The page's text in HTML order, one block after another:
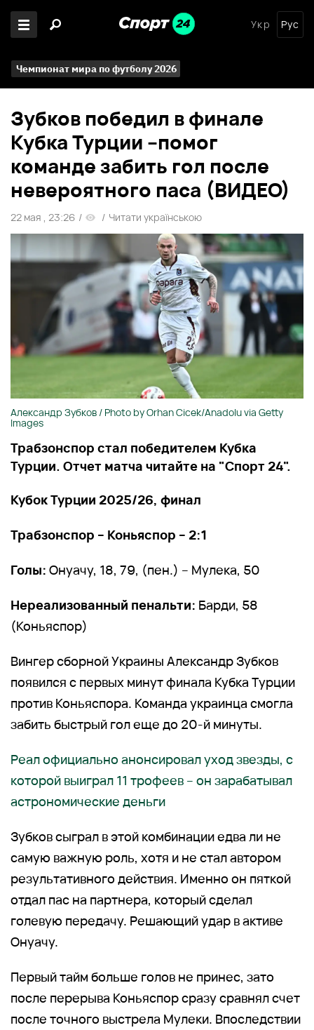
Укр Рус
Чемпионат мира по футболу 2026
Зубков победил в финале
Кубка Турции –помог
команде забить гол после
невероятного паса (ВИДЕО)
22 мая , 23:26 / / Читати українською
Александр Зубков / Photo by Orhan Cicek/Anadolu via Getty
Images
Трабзонспор стал победителем Кубка
Турции. Отчет матча читайте на "Спорт 24".
Кубок Турции 2025/26, финал
Трабзонспор – Коньяспор – 2:1
Голы: Онуачу, 18, 79, (пен.) – Мулека, 50
Нереализованный пенальти: Барди, 58
(Коньяспор)
Вингер сборной Украины Александр Зубков
появился с первых минут финала Кубка Турции
против Коньяспора. Команда украинца смогла
забить быстрый гол еще до 20-й минуты.
Реал официально анонсировал уход звезды, с
которой выиграл 11 трофеев – он зарабатывал
астрономические деньги
Зубков сыграл в этой комбинации едва ли не
самую важную роль, хотя и не стал автором
результативного действия. Именно он пяткой
отдал пас на партнера, который сделал
голевую передачу. Решающий удар в активе
Онуачу.
Первый тайм больше голов не принес, зато
после перерыва Коньяспор сразу сравнял счет
после точного выстрела Мулеки. Впоследствии